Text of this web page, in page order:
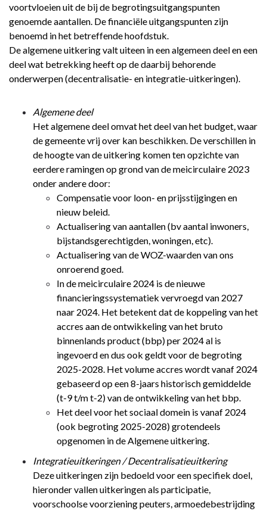
voortvloeien uit de bij de begrotingsuitgangspunten
genoemde aantallen. De financiële uitgangspunten zijn
benoemd in het betreffende hoofdstuk.
De algemene uitkering valt uiteen in een algemeen deel en een
deel wat betrekking heeft op de daarbij behorende
onderwerpen (decentralisatie- en integratie-uitkeringen).
Algemene deel
Het algemene deel omvat het deel van het budget, waar
de gemeente vrij over kan beschikken. De verschillen in
de hoogte van de uitkering komen ten opzichte van
eerdere ramingen op grond van de meicirculaire 2023
onder andere door:
Compensatie voor loon- en prijsstijgingen en
nieuw beleid.
Actualisering van aantallen (bv aantal inwoners,
bijstandsgerechtigden, woningen, etc).
Actualisering van de WOZ-waarden van ons
onroerend goed.
In de meicirculaire 2024 is de nieuwe
financieringssystematiek vervroegd van 2027
naar 2024. Het betekent dat de koppeling van het
accres aan de ontwikkeling van het bruto
binnenlands product (bbp) per 2024 al is
ingevoerd en dus ook geldt voor de begroting
2025-2028. Het volume accres wordt vanaf 2024
gebaseerd op een 8-jaars historisch gemiddelde
(t-9 t/m t-2) van de ontwikkeling van het bbp.
Het deel voor het sociaal domein is vanaf 2024
(ook begroting 2025-2028) grotendeels
opgenomen in de Algemene uitkering.
Integratieuitkeringen / Decentralisatieuitkering
Deze uitkeringen zijn bedoeld voor een specifiek doel,
hieronder vallen uitkeringen als participatie,
voorschoolse voorziening peuters, armoedebestrijding